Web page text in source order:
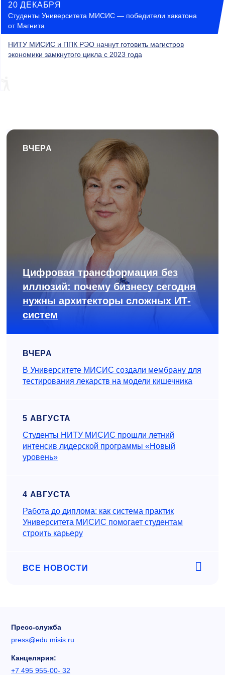
20 ДЕКАБРЯ
Студенты Университета МИСИС — победители хакатона
от Магнита
НИТУ МИСИС и ППК РЭО начнут готовить магистров
экономики замкнутого цикла с 2023 года
ВЧЕРА
Цифровая трансформация без
иллюзий: почему бизнесу сегодня
нужны архитекторы сложных ИТ-
систем
ВЧЕРА
В Университете МИСИС создали мембрану для
тестирования лекарств на модели кишечника
5 АВГУСТА
Студенты НИТУ МИСИС прошли летний
интенсив лидерской программы «Новый
уровень»
4 АВГУСТА
Работа до диплома: как система практик
Университета МИСИС помогает студентам
строить карьеру
ВСЕ НОВОСТИ
Пресс-служба
press@edu.misis.ru
Канцелярия:
+7 495 955-00- 32